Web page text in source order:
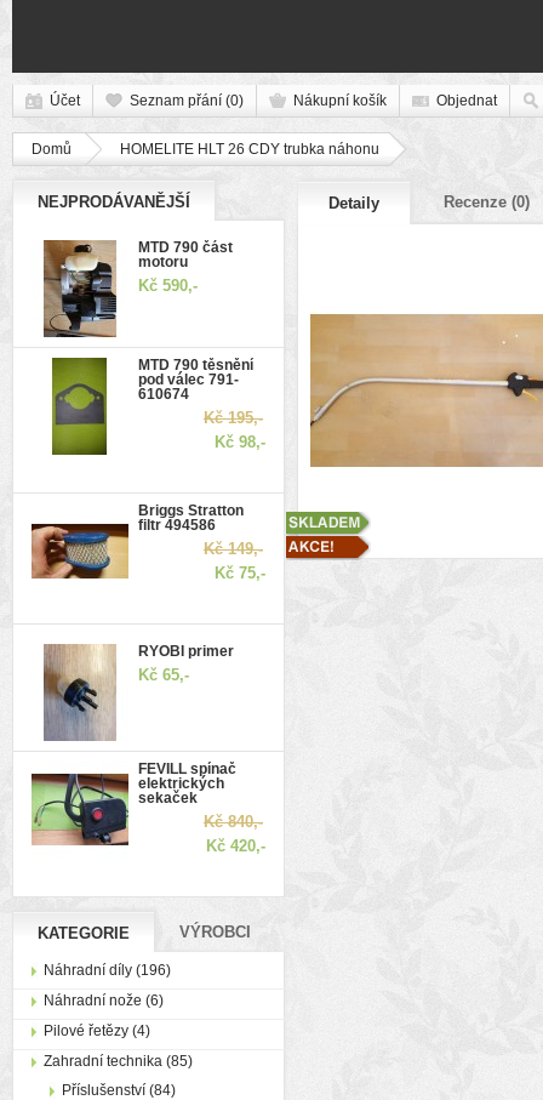
Účet Seznam přání (0) Nákupní košík Objednat
Domů HOMELITE HLT 26 CDY trubka náhonu
NEJPRODÁVANĚJŠÍ
MTD 790 část
motoru
Kč 590,-
MTD 790 těsnění
pod válec 791-
610674
Kč 195,-
Kč 98,-
Briggs Stratton
filtr 494586
Kč 149,-
Kč 75,-
RYOBI primer
Kč 65,-
FEVILL spínač
elektrických
sekaček
Kč 840,-
Kč 420,-
KATEGORIE VÝROBCI
Náhradní díly (196)
Náhradní nože (6)
Pilové řetězy (4)
Zahradní technika (85)
Příslušenství (84)
Detaily Recenze (0)